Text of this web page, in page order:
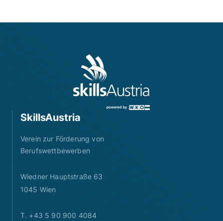
SkillsAustria
Verein zur Förderung von
Berufswettbewerben
Wiedner Hauptstraße 63
1045 Wien
T. +43 5 90 900 4084